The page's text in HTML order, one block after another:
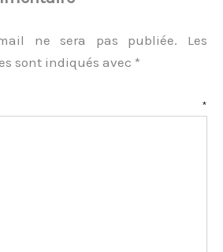
ne sera pas publiée.
Les
sont indiqués avec *
*